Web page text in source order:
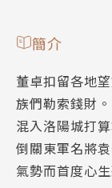
簡介
董卓扣留各地
族們勒索錢財
混入洛陽城打
倒關東軍名將
氣勢而首度心